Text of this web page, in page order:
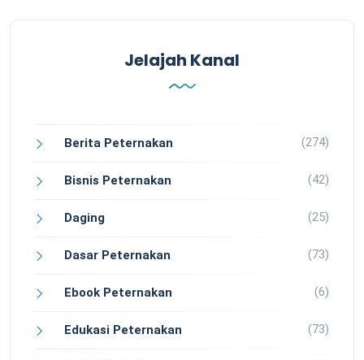
Jelajah Kanal
Berita Peternakan (274)
Bisnis Peternakan (42)
Daging (25)
Dasar Peternakan (73)
Ebook Peternakan (6)
Edukasi Peternakan (73)